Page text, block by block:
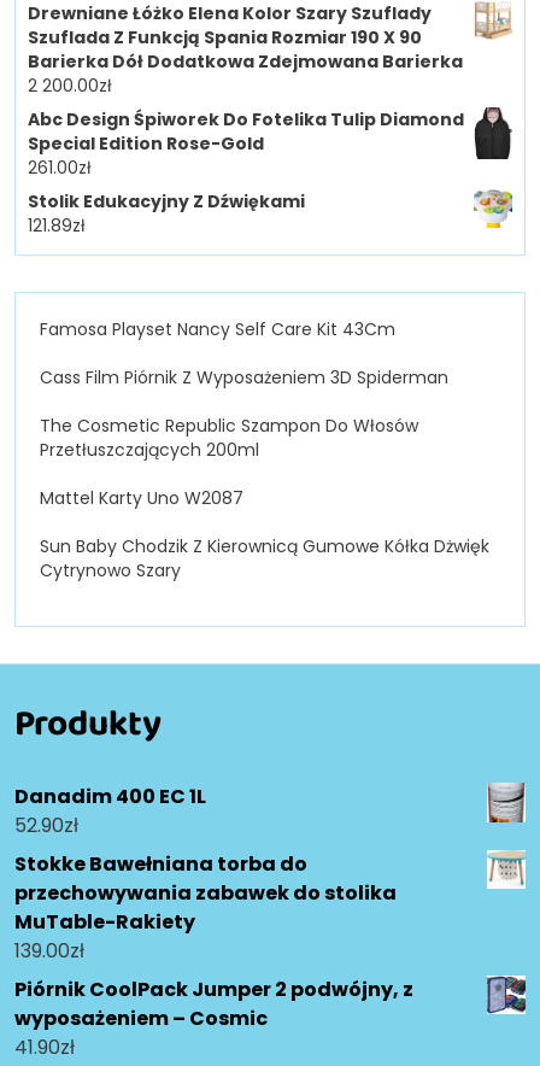
Drewniane Łóżko Elena Kolor Szary Szuflady
Szuflada Z Funkcją Spania Rozmiar 190 X 90
Barierka Dół Dodatkowa Zdejmowana Barierka
2 200.00zł
Abc Design Śpiworek Do Fotelika Tulip Diamond
Special Edition Rose-Gold
261.00zł
Stolik Edukacyjny Z Dźwiękami
121.89zł
Famosa Playset Nancy Self Care Kit 43Cm
Cass Film Piórnik Z Wyposażeniem 3D Spiderman
The Cosmetic Republic Szampon Do Włosów
Przetłuszczających 200ml
Mattel Karty Uno W2087
Sun Baby Chodzik Z Kierownicą Gumowe Kółka Dżwięk
Cytrynowo Szary
Produkty
Danadim 400 EC 1L
52.90zł
Stokke Bawełniana torba do
przechowywania zabawek do stolika
MuTable-Rakiety
139.00zł
Piórnik CoolPack Jumper 2 podwójny, z
wyposażeniem – Cosmic
41.90zł